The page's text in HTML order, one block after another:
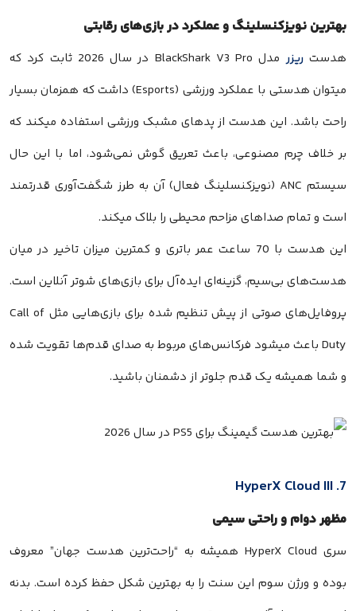
بهترین نویزکنسلینگ و عملکرد در بازی‌های رقابتی
هدستریزر
مدل BlackShark V3 Pro در سال 2026 ثابت کرد که
میتوان هدستی با عملکرد ورزشی (Esports) داشت که همزمان بسیار
راحت باشد. این هدست از پدهای مشبک ورزشی استفاده میکند که
بر خلاف چرم مصنوعی، باعث تعریق گوش نمی‌شود، اما با این حال
سیستم ANC (نویزکنسلینگ فعال) آن به طرز شگفت‌آوری قدرتمند
است و تمام صداهای مزاحم محیطی را بلاک میکند.
این هدست با 70 ساعت عمر باتری و کمترین میزان تاخیر در میان
هدست‌های بی‌سیم، گزینه‌ای ایده‌آل برای بازی‌های شوتر آنلاین است.
پروفایل‌های صوتی از پیش تنظیم شده برای بازی‌هایی مثل Call of
Duty باعث میشود فرکانس‌های مربوط به صدای قدم‌ها تقویت شده
و شما همیشه یک قدم جلوتر از دشمنان باشید.
7. HyperX Cloud III
مظهر دوام و راحتی سیمی
سری HyperX Cloud همیشه به “راحت‌ترین هدست جهان” معروف
بوده و ورژن سوم این سنت را به بهترین شکل حفظ کرده است. بدنه